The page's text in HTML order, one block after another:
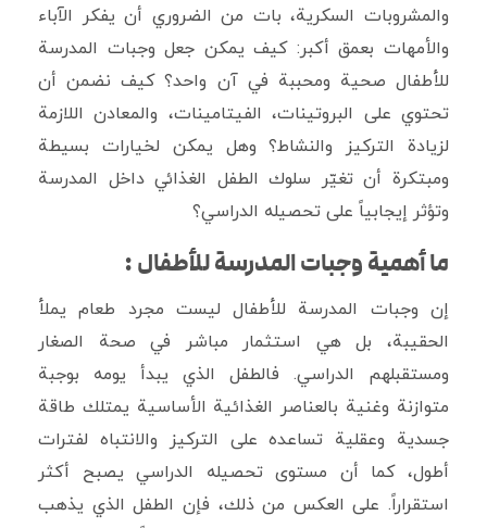
والمشروبات السكرية، بات من الضروري أن يفكر الآباء
والأمهات بعمق أكبر: كيف يمكن جعل وجبات المدرسة
للأطفال صحية ومحببة في آن واحد؟ كيف نضمن أن
تحتوي على البروتينات، الفيتامينات، والمعادن اللازمة
لزيادة التركيز والنشاط؟ وهل يمكن لخيارات بسيطة
ومبتكرة أن تغيّر سلوك الطفل الغذائي داخل المدرسة
وتؤثر إيجابياً على تحصيله الدراسي؟
ما أهمية وجبات المدرسة للأطفال :
إن وجبات المدرسة للأطفال ليست مجرد طعام يملأ
الحقيبة، بل هي استثمار مباشر في صحة الصغار
ومستقبلهم الدراسي. فالطفل الذي يبدأ يومه بوجبة
متوازنة وغنية بالعناصر الغذائية الأساسية يمتلك طاقة
جسدية وعقلية تساعده على التركيز والانتباه لفترات
أطول، كما أن مستوى تحصيله الدراسي يصبح أكثر
استقراراً. على العكس من ذلك، فإن الطفل الذي يذهب